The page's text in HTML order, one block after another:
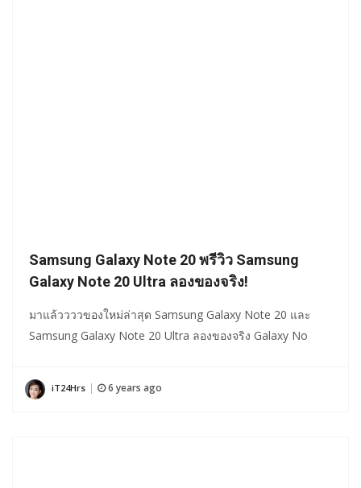
Samsung Galaxy Note 20 พรีวิว Samsung
Galaxy Note 20 Ultra ลองของจริง!
มาแล้ววววของใหม่ล่าสุด Samsung Galaxy Note 20 และ
Samsung Galaxy Note 20 Ultra ลองของจริง Galaxy No
iT24Hrs 6 years ago